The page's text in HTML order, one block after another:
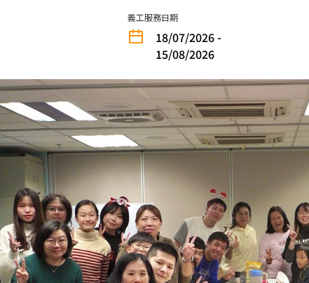
義工服務日期
18/07/2026 -
15/08/2026